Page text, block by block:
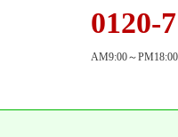
0120-
AM9:00～PM18:00